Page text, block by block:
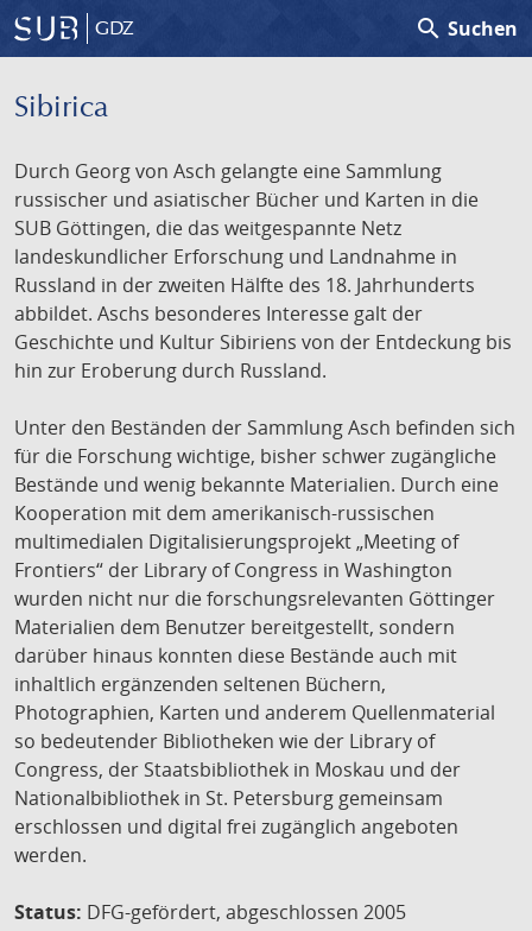
GDZ search Suchen
Sibirica
Durch Georg von Asch gelangte eine Sammlung
russischer und asiatischer Bücher und Karten in die
SUB Göttingen, die das weitgespannte Netz
landeskundlicher Erforschung und Landnahme in
Russland in der zweiten Hälfte des 18. Jahrhunderts
abbildet. Aschs besonderes Interesse galt der
Geschichte und Kultur Sibiriens von der Entdeckung bis
hin zur Eroberung durch Russland.
Unter den Beständen der Sammlung Asch befinden sich
für die Forschung wichtige, bisher schwer zugängliche
Bestände und wenig bekannte Materialien. Durch eine
Kooperation mit dem amerikanisch-russischen
multimedialen Digitalisierungsprojekt „Meeting of
Frontiers“ der Library of Congress in Washington
wurden nicht nur die forschungsrelevanten Göttinger
Materialien dem Benutzer bereitgestellt, sondern
darüber hinaus konnten diese Bestände auch mit
inhaltlich ergänzenden seltenen Büchern,
Photographien, Karten und anderem Quellenmaterial
so bedeutender Bibliotheken wie der Library of
Congress, der Staatsbibliothek in Moskau und der
Nationalbibliothek in St. Petersburg gemeinsam
erschlossen und digital frei zugänglich angeboten
werden.
Status: DFG-gefördert, abgeschlossen 2005